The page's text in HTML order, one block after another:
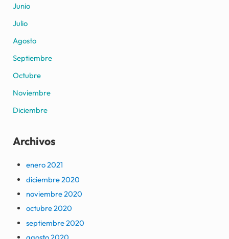
Junio
Julio
Agosto
Septiembre
Octubre
Noviembre
Diciembre
Archivos
enero 2021
diciembre 2020
noviembre 2020
octubre 2020
septiembre 2020